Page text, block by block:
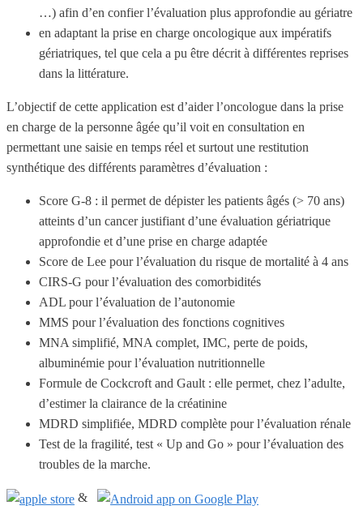
…) afin d’en confier l’évaluation plus approfondie au gériatre
en adaptant la prise en charge oncologique aux impératifs
gériatriques, tel que cela a pu être décrit à différentes reprises
dans la littérature.
L’objectif de cette application est d’aider l’oncologue dans la prise
en charge de la personne âgée qu’il voit en consultation en
permettant une saisie en temps réel et surtout une restitution
synthétique des différents paramètres d’évaluation :
Score G-8 : il permet de dépister les patients âgés (> 70 ans)
atteints d’un cancer justifiant d’une évaluation gériatrique
approfondie et d’une prise en charge adaptée
Score de Lee pour l’évaluation du risque de mortalité à 4 ans
CIRS-G pour l’évaluation des comorbidités
ADL pour l’évaluation de l’autonomie
MMS pour l’évaluation des fonctions cognitives
MNA simplifié, MNA complet, IMC, perte de poids,
albuminémie pour l’évaluation nutritionnelle
Formule de Cockcroft and Gault : elle permet, chez l’adulte,
d’estimer la clairance de la créatinine
MDRD simplifiée, MDRD complète pour l’évaluation rénale
Test de la fragilité, test « Up and Go » pour l’évaluation des
troubles de la marche.
&